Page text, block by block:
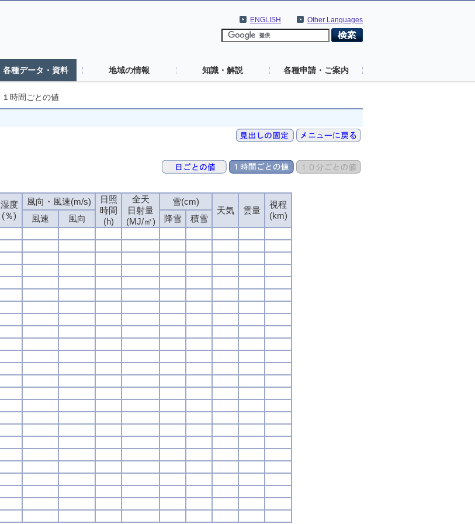
Other Languages
ENGLISH
各種データ・資料 地域の情報 知識・解説 各種申請・ご案内
１時間ごとの値
湿度
(％)
風向・風速(m/s)
日照
時間
(h)
全天
日射量
(MJ/㎡)
雪(cm)
天気
雲量
視程
(km)
風速 風向 降雪
積雪